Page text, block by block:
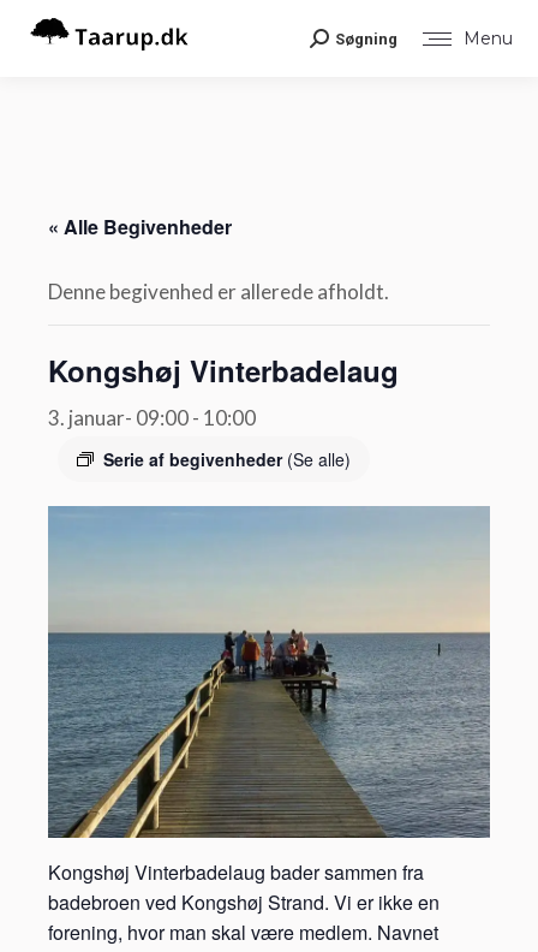
Menu
Search:
Søgning
« Alle Begivenheder
Denne begivenhed er allerede afholdt.
Kongshøj Vinterbadelaug
3. januar- 09:00- 10:00
Serie af begivenheder (Se alle)
Kongshøj Vinterbadelaug bader sammen fra
badebroen ved Kongshøj Strand. Vi er ikke en
forening, hvor man skal være medlem. Navnet